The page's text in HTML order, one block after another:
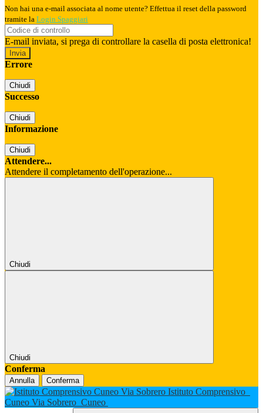
Non hai una e-mail associata al nome utente? Effettua il reset della password
tramite la Login Spaggiari
E-mail inviata, si prega di controllare la casella di posta elettronica!
Errore
Chiudi
Successo
Chiudi
Informazione
Chiudi
Attendere...
Attendere il completamento dell'operazione...
Chiudi
Chiudi
Conferma
Annulla Conferma
Istituto Comprensivo
Cuneo Via Sobrero Cuneo